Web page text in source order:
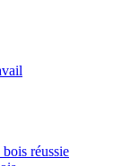
réussie